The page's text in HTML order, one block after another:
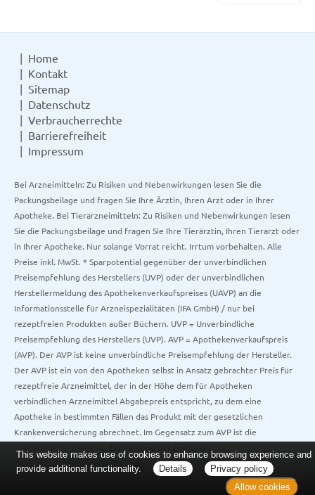
Home
Kontakt
Sitemap
Datenschutz
Verbraucherrechte
Barrierefreiheit
Impressum
Bei Arzneimitteln: Zu Risiken und Nebenwirkungen lesen Sie die
Packungsbeilage und fragen Sie Ihre Ärztin, Ihren Arzt oder in Ihrer
Apotheke. Bei Tierarzneimitteln: Zu Risiken und Nebenwirkungen lesen
Sie die Packungsbeilage und fragen Sie Ihre Tierärztin, Ihren Tierarzt oder
in Ihrer Apotheke. Nur solange Vorrat reicht. Irrtum vorbehalten. Alle
Preise inkl. MwSt. * Sparpotential gegenüber der unverbindlichen
Preisempfehlung des Herstellers (UVP) oder der unverbindlichen
Herstellermeldung des Apothekenverkaufspreises (UAVP) an die
Informationsstelle für Arzneispezialitäten (IFA GmbH) / nur bei
rezeptfreien Produkten außer Büchern. UVP = Unverbindliche
Preisempfehlung des Herstellers (UVP). AVP = Apothekenverkaufspreis
(AVP). Der AVP ist keine unverbindliche Preisempfehlung der Hersteller.
Der AVP ist ein von den Apotheken selbst in Ansatz gebrachter Preis für
rezeptfreie Arzneimittel, der in der Höhe dem für Apotheken
verbindlichen Arzneimittel Abgabepreis entspricht, zu dem eine
Apotheke in bestimmten Fällen das Produkt mit der gesetzlichen
Krankenversicherung abrechnet. Im Gegensatz zum AVP ist die
This website makes use of cookies to enhance browsing experience and
provide additional functionality.
Details
Privacy policy
Allow cookies